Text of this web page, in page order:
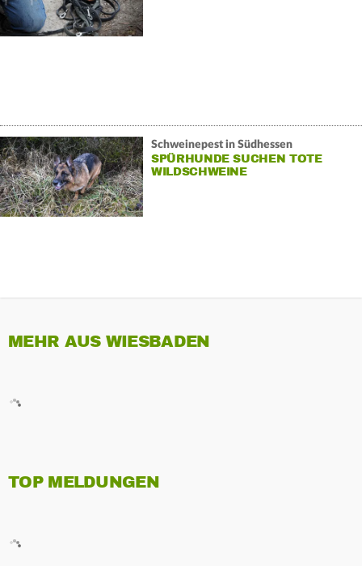
Schweinepest in Südhessen
SPÜRHUNDE SUCHEN TOTE
WILDSCHWEINE
MEHR AUS WIESBADEN
TOP MELDUNGEN